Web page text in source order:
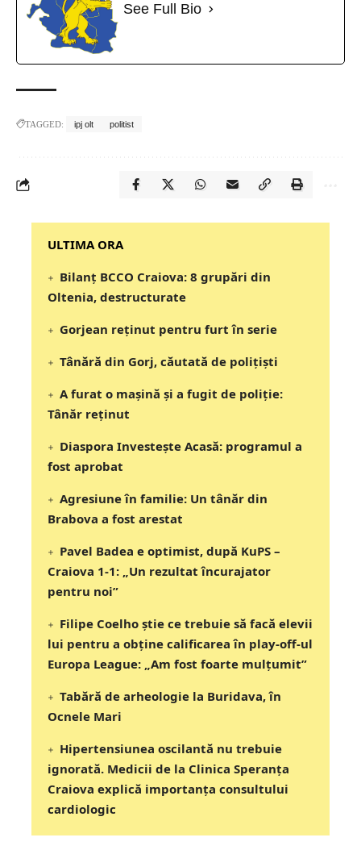
See Full Bio
TAGGED: ipj olt politist
‎‎‎‎‎‎‎ULTIMA ORA
Bilanț BCCO Craiova: 8 grupări din
Oltenia, destructurate
Gorjean reținut pentru furt în serie
Tânără din Gorj, căutată de polițiști
A furat o mașină și a fugit de poliție:
Tânăr reținut
Diaspora Investește Acasă: programul a
fost aprobat
Agresiune în familie: Un tânăr din
Brabova a fost arestat
Pavel Badea e optimist, după KuPS –
Craiova 1-1: „Un rezultat încurajator
pentru noi”
Filipe Coelho știe ce trebuie să facă elevii
lui pentru a obține calificarea în play-off-ul
Europa League: „Am fost foarte mulțumit”
Tabără de arheologie la Buridava, în
Ocnele Mari
Hipertensiunea oscilantă nu trebuie
ignorată. Medicii de la Clinica Speranța
Craiova explică importanța consultului
cardiologic